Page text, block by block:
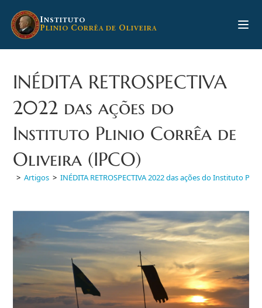
para
INSTITUTO
PLINIO CORRÊA DE OLIVEIRA
INÉDITA RETROSPECTIVA
2022 das ações do
Instituto Plinio Corrêa de
Oliveira (IPCO)
> Artigos > INÉDITA RETROSPECTIVA 2022 das ações do Instituto